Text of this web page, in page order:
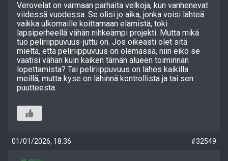
Verovelat on varmaan parhaita velkoja, kun vanhenevat
viidessä vuodessa. Se olisi jo aika, jonka voisi lähteä
vaikka ulkomaille koittamaan elämistä, toki
lapsiperheellä vähän nihkeämpi projekti. Mutta mikä
tuo peliriippuvuus-juttu on. Jos oikeasti olet sitä
mieltä, että peliriippuvuus on olemassa, niin eikö se
vaatisi vähän kuin kaiken tämän alueen toiminnan
lopettamista? Tai peliriippuvuus on lähes kaikilla
meillä, mutta kyse on lähinnä kontrollista ja tai sen
puutteesta.
01/01/2026, 18:36 #32549